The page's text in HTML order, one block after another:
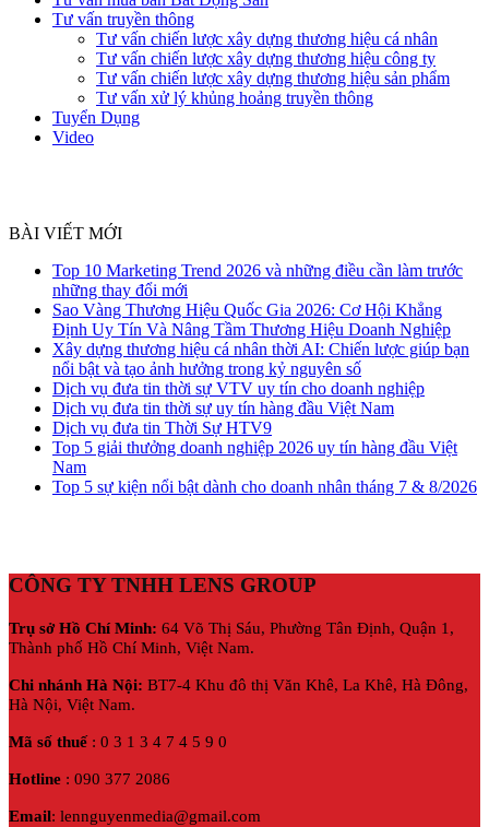
Tư vấn truyền thông
Tư vấn chiến lược xây dựng thương hiệu cá nhân
Tư vấn chiến lược xây dựng thương hiệu công ty
Tư vấn chiến lược xây dựng thương hiệu sản phẩm
Tư vấn xử lý khủng hoảng truyền thông
Tuyển Dụng
Video
BÀI VIẾT MỚI
Top 10 Marketing Trend 2026 và những điều cần làm trước
những thay đổi mới
Sao Vàng Thương Hiệu Quốc Gia 2026: Cơ Hội Khẳng
Định Uy Tín Và Nâng Tầm Thương Hiệu Doanh Nghiệp
Xây dựng thương hiệu cá nhân thời AI: Chiến lược giúp bạn
nổi bật và tạo ảnh hưởng trong kỷ nguyên số
Dịch vụ đưa tin thời sự VTV uy tín cho doanh nghiệp
Dịch vụ đưa tin thời sự uy tín hàng đầu Việt Nam
Dịch vụ đưa tin Thời Sự HTV9
Top 5 giải thưởng doanh nghiệp 2026 uy tín hàng đầu Việt
Nam
Top 5 sự kiện nổi bật dành cho doanh nhân tháng 7 & 8/2026
CÔNG TY TNHH LENS GROUP
Trụ sở Hồ Chí Minh: 64 Võ Thị Sáu, Phường Tân Định, Quận 1,
Thành phố Hồ Chí Minh, Việt Nam.
Chi nhánh Hà Nội: BT7-4 Khu đô thị Văn Khê, La Khê, Hà Đông,
Hà Nội, Việt Nam.
Mã số thuế: 0 3 1 3 4 7 4 5 9 0
Hotline : 090 377 2086
Email: lennguyenmedia@gmail.com